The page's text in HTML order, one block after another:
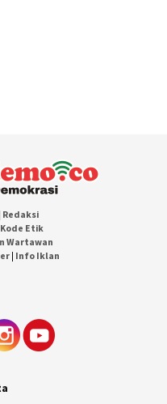
Redaksi
Kode Etik
Wartawan
| Info Iklan